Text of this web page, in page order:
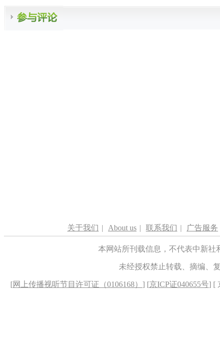
关于我们 | About us | 联系我们 | 广告服务
本网站所刊载信息，不代表中新
未经授权禁止转载、摘编、
[网上传播视听节目许可证（0106168） ] [京ICP证040655号] [